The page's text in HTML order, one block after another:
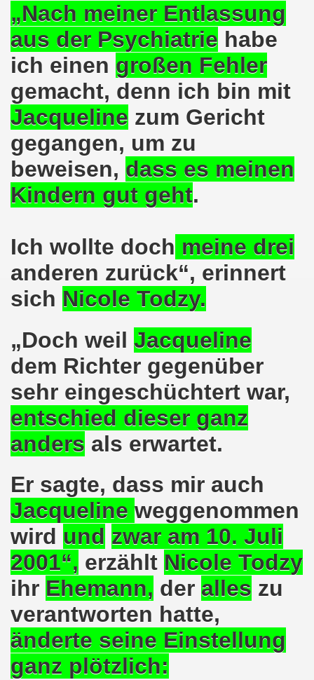
„Nach meiner Entlassung
aus der Psychiatrie habe
ich einen großen Fehler
gemacht, denn ich bin mit
Jacqueline zum Gericht
gegangen, um zu
beweisen, dass es meinen
Kindern gut geht.
Ich wollte doch meine drei
anderen zurück“, erinnert
sich Nicole Todzy.
„Doch weil Jacqueline
dem Richter gegenüber
sehr eingeschüchtert war,
entschied dieser ganz
anders als erwartet.
Er sagte, dass mir auch
Jacqueline weggenommen
wird und zwar am 10. Juli
2001“, erzählt Nicole Todzy
ihr Ehemann, der alles zu
verantworten hatte,
änderte seine Einstellung
ganz plötzlich:
Bewegung im Zeichen des antifaschistischen Protestes
in der Gelsenkirchener Innenstadt am 07.04.2018
gegen die Aufmärsche der Partei "Die Rechte" stehen
Gelsenkirchen beim Delegierten-Treffen der
sind gezwungen, die Tafel in Anspruch zu nehmen!
bei uns in Gelsenkirchen. Auftakt der weltweiten
YPG-Fahne trotz richterlicher Erlaubnis
zur Demonstration "Efrin wird leben" 20.03.2018,
protestiert und demonstriert am 05.03.2018
Bewegung begrüßt am 05.03.2018 die neue Regierung
Bewegung solidarisch am 19.02.2018 im Kampf gegen
Bewegung diskutiert am 19.02.2018 über heißes Eisen
Bewegung in Gelsenkirchen am 05.02.2018 wächst auf
Bewegung am 05.02.2018 diskutiert über
ruft auf zur ruhrgebietsweiten Demonstration
Bewegung fordert mit über 300facher Stimme: Stoppt
Bewegung ruft auf zum Protest gegen die Angriffe der
mit gutem Start ins Jahr 2018
Bewegung am 18.12.2017 bestärkt die klare Position:
Zeichen der Solidarität der Völker!
ruft zu Protesten und zu Demonstrationen gegen